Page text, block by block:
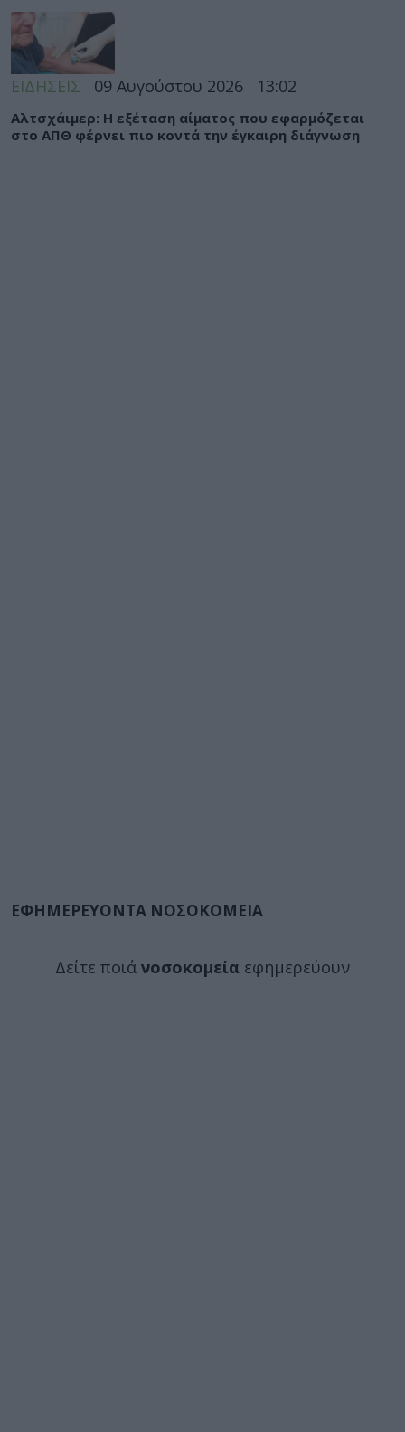
ΕΙΔΗΣΕΙΣ 09 Αυγούστου 2026 13:02
Αλτσχάιμερ: Η εξέταση αίματος που εφαρμόζεται
στο ΑΠΘ φέρνει πιο κοντά την έγκαιρη διάγνωση
ΕΦΗΜΕΡΕΥΟΝΤΑ ΝΟΣΟΚΟΜΕΙΑ
Δείτε ποιά νοσοκομεία εφημερεύουν